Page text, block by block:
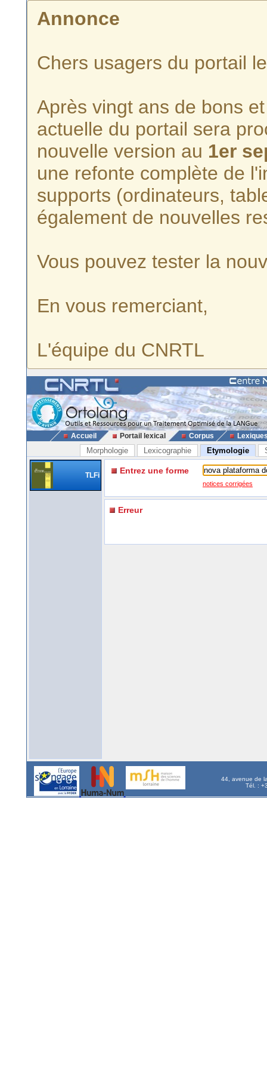
Annonce
Chers usagers du portail
Après vingt ans de bons
actuelle du portail sera
nouvelle version au 1er
une refonte complète de
supports (ordinateurs,
également de nouvelles
Vous pouvez tester la
En vous remerciant,
L'équipe du CNRTL
Accueil Portail lexical Corpus
Morphologie Lexicographie Etymologie
TLFi Entrez une forme
notices corrigées
Erreur
44, avenue de
Tél. :